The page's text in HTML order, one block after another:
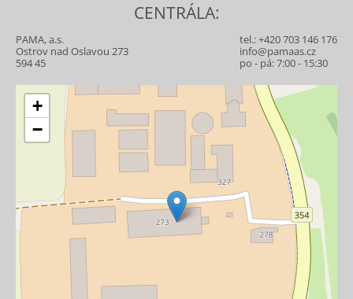
CENTRÁLA:
PAMA, a.s.
Ostrov nad Oslavou 273
594 45
tel.:+420 703 146 176
info@pamaas.cz
po - pá: 7:00 - 15:30
+
−